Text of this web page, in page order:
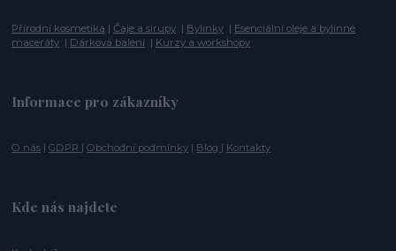
Přírodní kosmetika |Čaje a sirupy | Bylinky | Esenciální oleje a bylinné
maceráty | Dárková balení | Kurzy a workshopy
Informace pro zákazníky
O nás |GDPR |Obchodní podmínky | Blog | Kontakty
Kde nás najdete